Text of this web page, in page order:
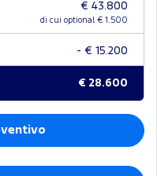
€ 43.800
di cui optional € 1.500
- € 15.200
€ 28.600